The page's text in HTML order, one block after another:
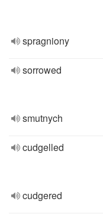
spragniony
sorrowed
smutnych
cudgelled
cudgered